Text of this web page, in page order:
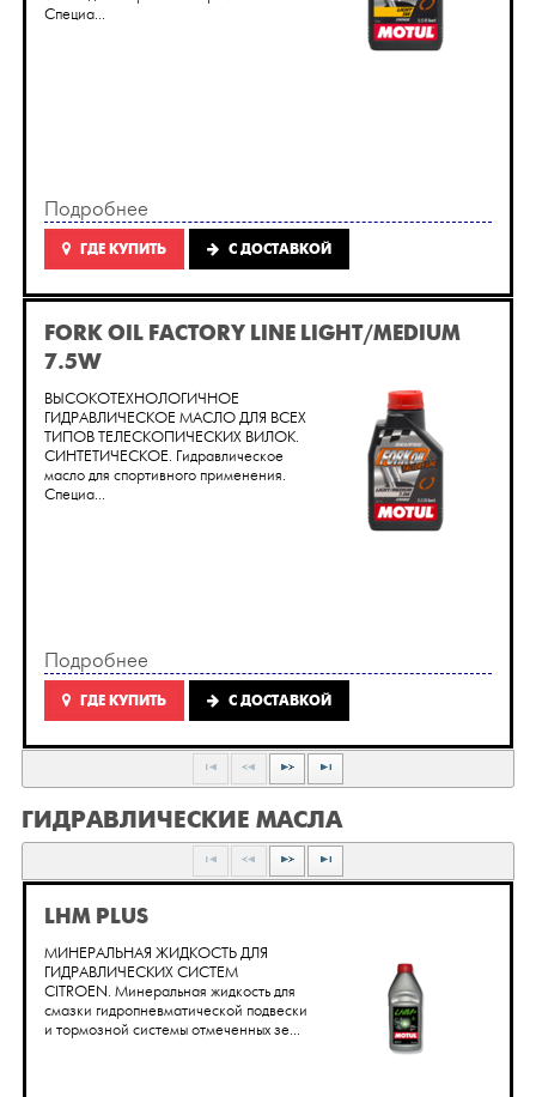
Cпециа...
Подробнее
ГДЕ КУПИТЬ C ДОСТАВКОЙ
FORK OIL FACTORY LINE LIGHT/MEDIUM
7.5W
ВЫСОКОТЕХНОЛОГИЧНОЕ
ГИДРАВЛИЧЕСКОЕ МАСЛО ДЛЯ ВСЕХ
ТИПОВ ТЕЛЕСКОПИЧЕСКИХ ВИЛОК.
СИНТЕТИЧЕСКОЕ. Гидравлическое
масло для спортивного применения.
Cпециа...
Подробнее
ГДЕ КУПИТЬ C ДОСТАВКОЙ
ГИДРАВЛИЧЕСКИЕ МАСЛА
LHM PLUS
МИНЕРАЛЬНАЯ ЖИДКОСТЬ ДЛЯ
ГИДРАВЛИЧЕСКИХ СИСТЕМ
CITROEN. Минеральная жидкость для
смазки гидропневматической подвески
и тормозной системы отмеченных зе...